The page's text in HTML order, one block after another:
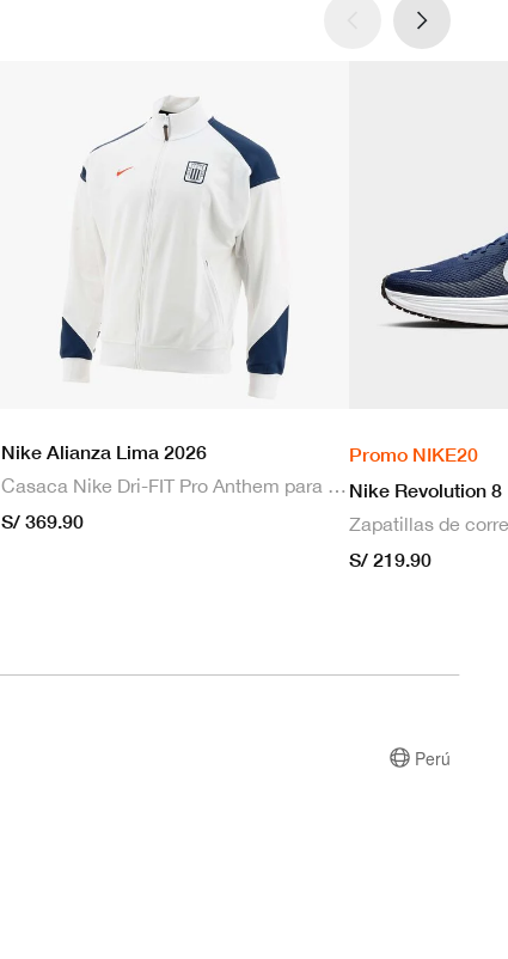
Nike Alianza Lima 2026
Casaca Nike Dri-FIT Pro Anthem para hombre
S/ 369.90
Promo NIKE20
Nike Revolution 8
S/ 219.90
Perú